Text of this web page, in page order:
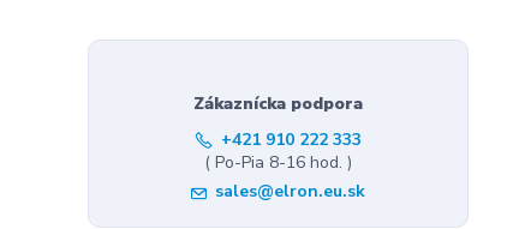
Zákaznícka podpora
+421 910 222 333
( Po-Pia 8-16 hod. )
sales@elron.eu.sk